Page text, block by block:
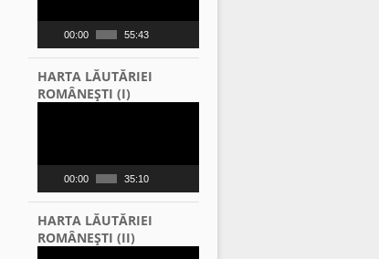
00:00 55:43
HARTA LĂUTĂRIEI
ROMÂNEŞTI (I)
00:00 35:10
HARTA LĂUTĂRIEI
ROMÂNEŞTI (II)